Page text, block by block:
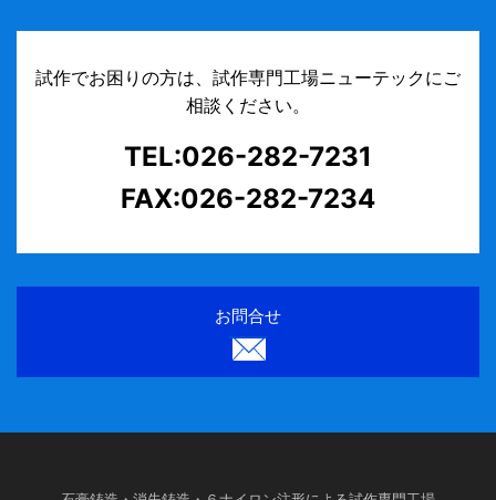
試作でお困りの方は、試作専門工場ニューテックにご
相談ください。
TEL:026-282-7231
FAX:026-282-7234
お問合せ